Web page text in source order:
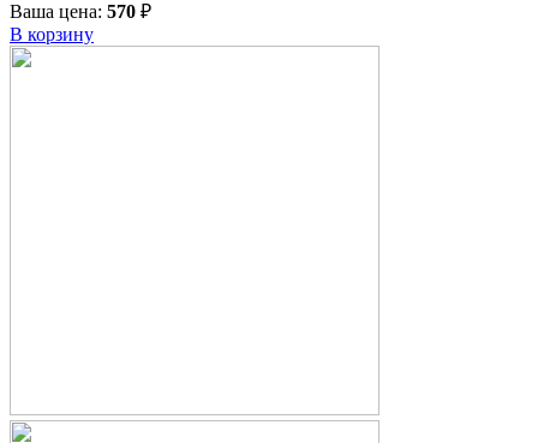
Ваша цена: 570 ₽
В корзину